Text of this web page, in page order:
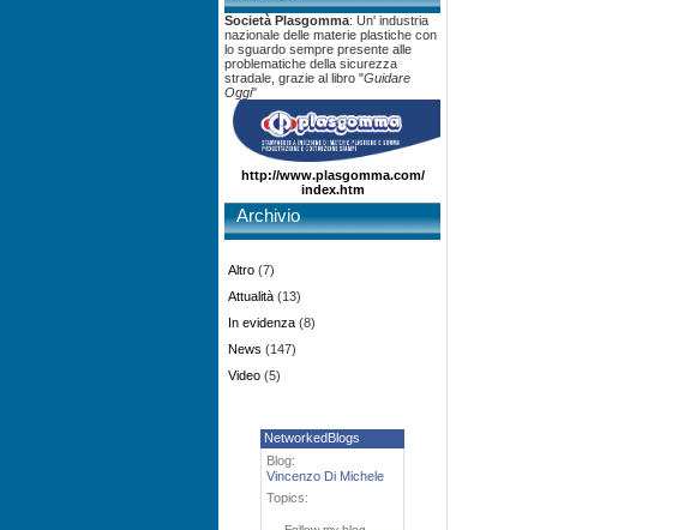
Società Plasgomma: Un' industria
nazionale delle materie plastiche con
lo sguardo sempre presente alle
problematiche della sicurezza
stradale, grazie al libro "Guidare
Oggi"
http://www.plasgomma.com/
index.htm
Archivio
Altro (7)
Attualità (13)
In evidenza (8)
News (147)
Video (5)
NetworkedBlogs
Blog:
Vincenzo Di Michele
Topics: